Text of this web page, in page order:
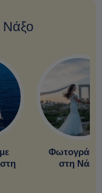
Νάξο
στη
στη Νάξο